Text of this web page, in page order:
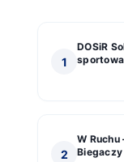
1
DOSiR
2
W